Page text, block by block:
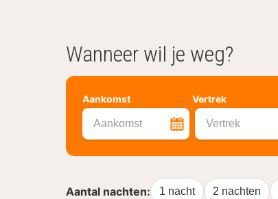
Wanneer wil je weg?
Aankomst Vertrek
Aankomst Vertrek
Aantal nachten: 1 nacht 2 nachten